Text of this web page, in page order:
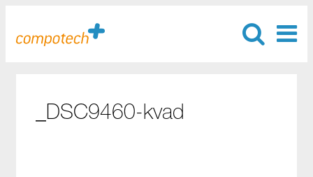
_DSC9460-kvad